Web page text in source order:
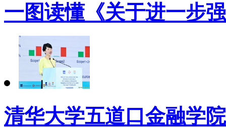
一图读懂《关于进一步
清华大学五道口金融学